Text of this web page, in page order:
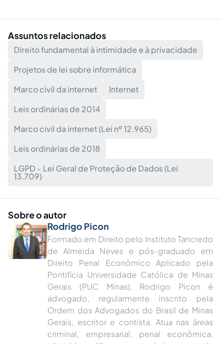
Assuntos relacionados
Direito fundamental à intimidade e à privacidade
Projetos de lei sobre informática
Marco civil da internet
Internet
Leis ordinárias de 2014
Marco civil da internet (Lei nº 12.965)
Leis ordinárias de 2018
LGPD - Lei Geral de Proteção de Dados (Lei
13.709)
Sobre o autor
Rodrigo Picon
Formado em Direito pelo Instituto Tancredo
de Almeida Neves e pós-graduado em
Direito Penal Econômico Aplicado pela
Pontifícia Universidade Católica de Minas
Gerais (PUC Minas), Rodrigo Picon é
advogado, regularmente inscrito pela
Ordem dos Advogados do Brasil de Minas
Gerais, escritor e contista. Atua nas áreas
criminal, empresarial, penal econômica,